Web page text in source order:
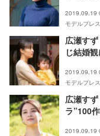
2019.09.19
モデルプレス
広瀬す
じ結婚
2019.09.19
モデルプレス
広瀬す
ラ”100
2019.09.19